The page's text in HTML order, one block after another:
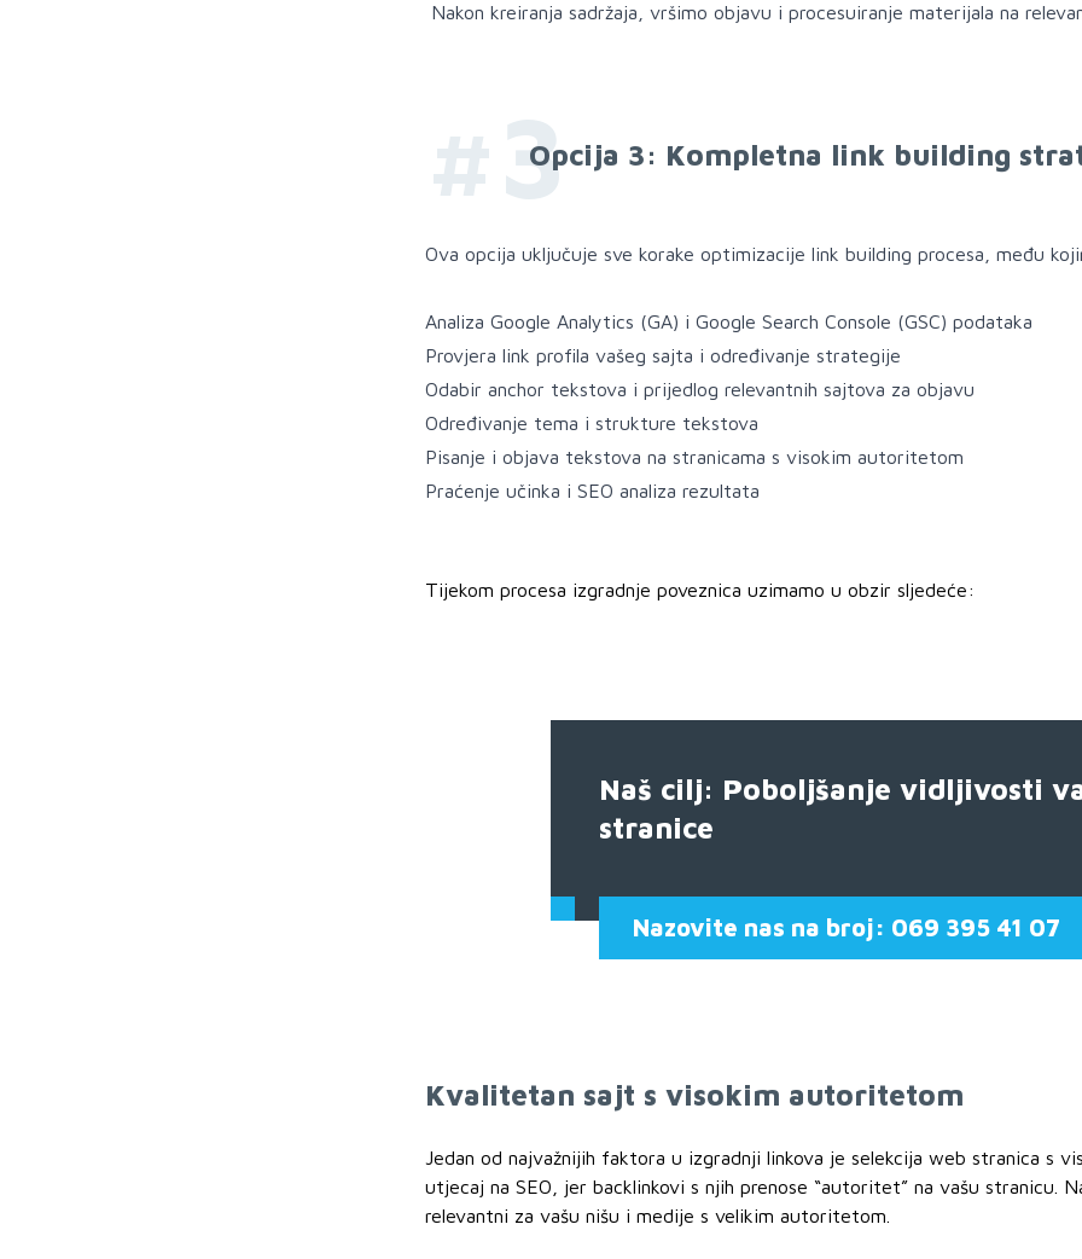
Nakon kreiranja sadržaja, vršimo objavu i procesuiranje materijala na
#3Opcija 3: Kompletna link building
Ova opcija uključuje sve korake optimizacije link building procesa, među
Analiza Google Analytics (GA) i Google Search Console (GSC) podataka
Provjera link profila vašeg sajta i određivanje strategije
Odabir anchor tekstova i prijedlog relevantnih sajtova za objavu
Određivanje tema i strukture tekstova
Pisanje i objava tekstova na stranicama s visokim autoritetom
Praćenje učinka i SEO analiza rezultata
Tijekom procesa izgradnje poveznica uzimamo u obzir sljedeće:
Naš cilj: Poboljšanje vidljivosti
stranice
Nazovite nas na broj: 069 395 41 07
Kvalitetan sajt s visokim autoritetom
Jedan od najvažnijih faktora u izgradnji linkova je selekcija web stranica s
utjecaj na SEO, jer backlinkovi s njih prenose “autoritet” na vašu stranicu.
relevantni za vašu nišu i medije s velikim autoritetom.